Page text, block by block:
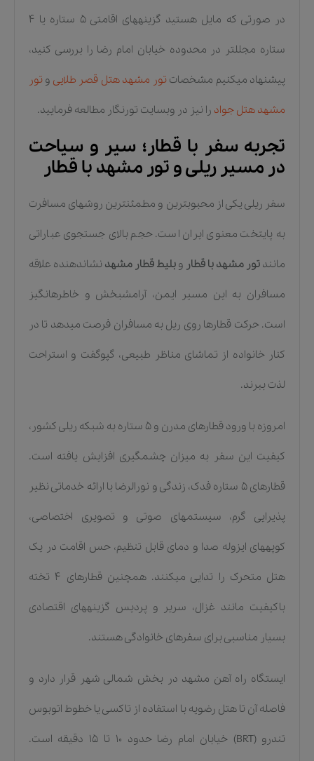
در صورتی که مایل هستید گزینههای اقامتی ۵ ستاره یا ۴
ستاره مجللتر در محدوده خیابان امام رضا را بررسی کنید،
پیشنهاد میکنیم مشخصاتتور مشهد هتل قصر طلایی و تور
مشهد هتل جواد را نیز در وبسایت تورنگار مطالعه فرمایید.
تجربه سفر با قطار؛ سیر و سیاحت
در مسیر ریلی و تور مشهد با قطار
سفر ریلی یکی از محبوبترین و مطمئنترین روشهای مسافرت
به پایتخت معنوی ایران است. حجم بالای جستجوی عباراتی
مانند تور مشهد با قطار و بلیط قطار مشهد نشاندهنده علاقه
مسافران به این مسیر ایمن، آرامشبخش و خاطرهانگیز
است. حرکت قطارها روی ریل به مسافران فرصت میدهد تا در
کنار خانواده از تماشای مناظر طبیعی، گپوگفت و استراحت
لذت ببرند.
امروزه با ورود قطارهای مدرن و ۵ ستاره به شبکه ریلی کشور،
کیفیت این سفر به میزان چشمگیری افزایش یافته است.
قطارهای ۵ ستاره فدک، زندگی و نورالرضا با ارائه خدماتی نظیر
پذیرایی گرم، سیستمهای صوتی و تصویری اختصاصی،
کوپههای ایزوله صدا و دمای قابل تنظیم، حس اقامت در یک
هتل متحرک را تدایی میکنند. همچنین قطارهای ۴ تخته
باکیفیت مانند غزال، سریر و پردیس گزینههای اقتصادی
بسیار مناسبی برای سفرهای خانوادگی هستند.
ایستگاه راه آهن مشهد در بخش شمالی شهر قرار دارد و
فاصله آن تا هتل رضویه با استفاده از تاکسی یا خطوط اتوبوس
تندرو (BRT) خیابان امام رضا حدود ۱۰ تا ۱۵ دقیقه است.